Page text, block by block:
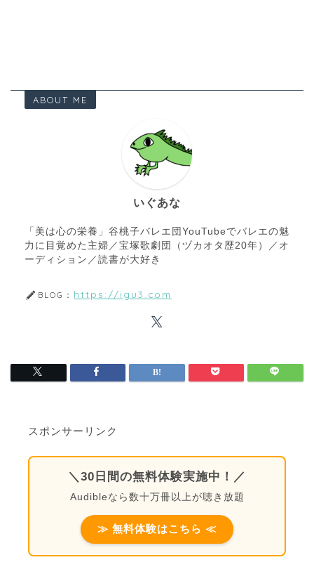
ABOUT ME
いぐあな
「美は心の栄養」谷桃子バレエ団YouTubeでバレエの魅
力に目覚めた主婦／宝塚歌劇団（ヅカオタ歴20年）／オ
ーディション／読書が大好き
BLOG： https://igu3.com
スポンサーリンク
＼30日間の無料体験実施中！／
Audibleなら数十万冊以上が聴き放題
≫ 無料体験はこちら ≪